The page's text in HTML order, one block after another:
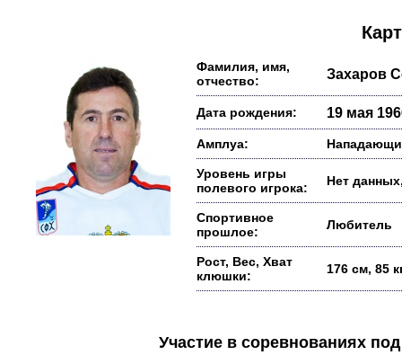
Фамилия, имя,
отчество:
Захаров
Дата рождения: 19 мая
Амплуа:
Уровень игры
полевого игрока:
Нет
Спортивное
прошлое:
Любитель
Рост, Вес, Хват
клюшки:
176 см, 85
Участие в соревнованиях